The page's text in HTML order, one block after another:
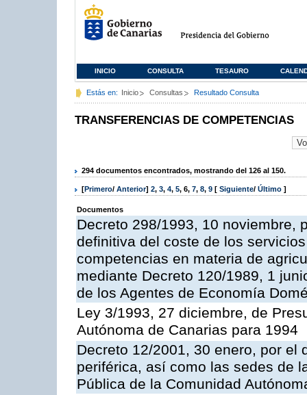
INICIO CONSULTA TESAURO
Estás en: Inicio Consultas Resultado Consulta
TRANSFERENCIAS DE COMPETENCIAS
294 documentos encontrados, mostrando del 126 al 150.
[Primero/ Anterior] 2, 3, 4, 5, 6, 7, 8, 9 [ Siguiente/ Último ]
Documentos
Decreto 298/1993, 10 noviembre,
definitiva del coste de los
competencias en materia de
mediante Decreto 120/1989, 1
de los Agentes de Economía
Ley 3/1993, 27 diciembre, de
Autónoma de Canarias para 1994
Decreto 12/2001, 30 enero, por el
periférica, así como las sedes de
Pública de la Comunidad